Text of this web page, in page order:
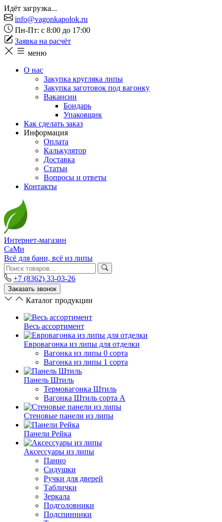
Идёт загрузка...
info@vagonkapolok.ru
Пн-Пт: с 8:00 до 17:00
Заявка на расчёт
меню
О нас
Закупка кругляка липы
Закупка заготовок под вагонку
Вакансии
Бондарь
Упаковщик
Как сделать заказ
Информация
Оплата
Калькулятор
Доставка
Статьи
Вопросы и ответы
Контакты
Интернет-магазин
СаМи
Всё для бани, всё из липы
+7 (8362) 33-03-26
Заказать звонок
Каталог продукции
Весь ассортимент
Евровагонка из липы для отделки
Вагонка из липы 0 сорта
Вагонка из липы 1 сорта
Панель Штиль
Термовагонка Штиль
Вагонка Штиль сорта А
Стеновые панели из липы
Панели Рейка
Аксессуары из липы
Панно
Сидушки
Ручки для дверей
Таблички
Зеркала
Подголовники
Подспинники